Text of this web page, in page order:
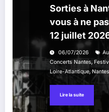
Sorties à
vous à ne
12 juillet
06/07/2026
Concerts Nantes,
Loire-Atlantique,
Lire la suite